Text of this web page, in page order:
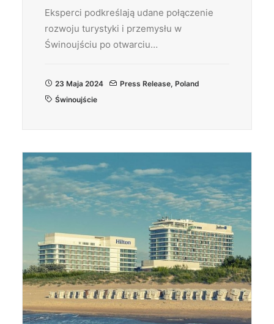
Eksperci podkreślają udane połączenie
rozwoju turystyki i przemysłu w
Świnoujściu po otwarciu…
23 Maja 2024 Press Release, Poland
Świnoujście